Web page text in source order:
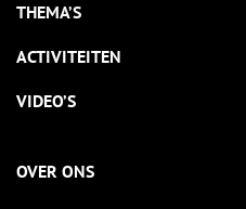
THEMA’S
ACTIVITEITEN
VIDEO’S
OVER ONS